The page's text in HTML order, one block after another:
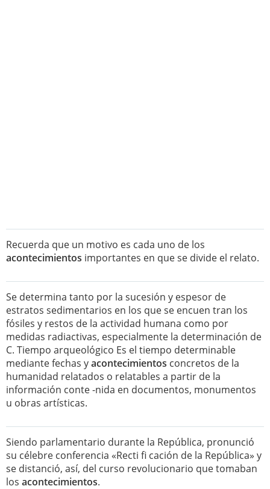
Recuerda que un motivo es cada uno de los
acontecimientos importantes en que se divide el relato.
Se determina tanto por la sucesión y espesor de
estratos sedimentarios en los que se encuen tran los
fósiles y restos de la actividad humana como por
medidas radiactivas, especialmente la determinación de
C. Tiempo arqueológico Es el tiempo determinable
mediante fechas yacontecimientos concretos de la
humanidad relatados o relatables a partir de la
información conte -nida en documentos, monumentos
u obras artísticas.
Siendo parlamentario durante la República, pronunció
su célebre conferencia «Recti fi cación de la República» y
se distanció, así, del curso revolucionario que tomaban
los acontecimientos.